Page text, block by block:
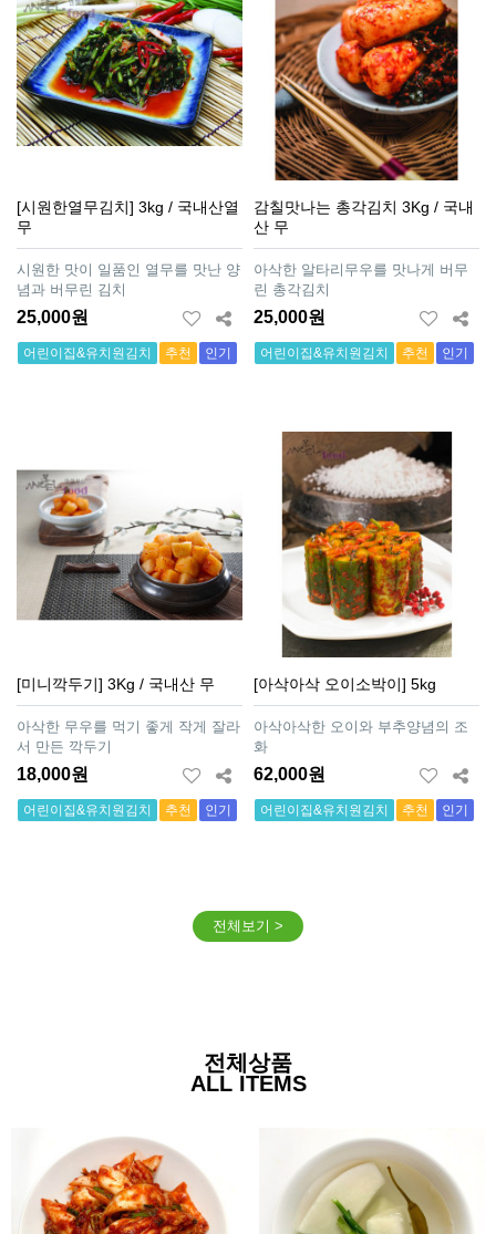
[시원한열무김치] 3kg / 국내산열
무
시원한 맛이 일품인 열무를 맛난 양
념과 버무린 김치
25,000원
어린이집&유치원김치 추천 인기
감칠맛나는 총각김치 3Kg / 국내
산 무
아삭한 알타리무우를 맛나게 버무
린 총각김치
25,000원
어린이집&유치원김치 추천 인기
[미니깍두기] 3Kg / 국내산 무
아삭한 무우를 먹기 좋게 작게 잘라
서 만든 깍두기
18,000원
어린이집&유치원김치 추천 인기
[아삭아삭 오이소박이] 5kg
아삭아삭한 오이와 부추양념의 조
화
62,000원
어린이집&유치원김치 추천 인기
전체보기 >
전체상품
ALL ITEMS